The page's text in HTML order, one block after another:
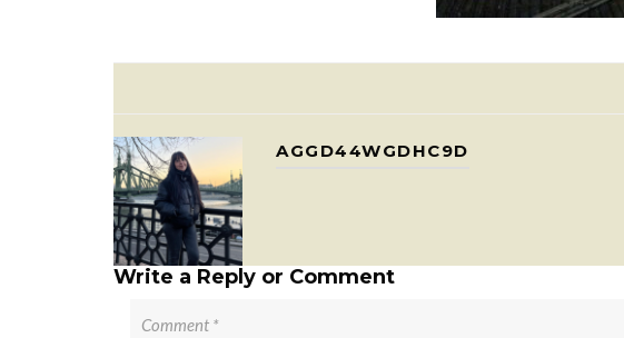
AGGD44WGDHC9D
Write a Reply or Comment